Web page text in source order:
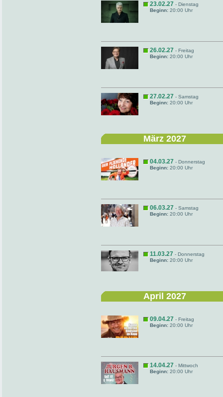
23.02.27 - Dienstag
Beginn: 20:00 Uhr
26.02.27 - Freitag
Beginn: 20:00 Uhr
27.02.27 - Samstag
Beginn: 20:00 Uhr
März 2027
04.03.27 - Donnerstag
Beginn: 20:00 Uhr
06.03.27 - Samstag
Beginn: 20:00 Uhr
11.03.27 - Donnerstag
Beginn: 20:00 Uhr
April 2027
09.04.27 - Freitag
Beginn: 20:00 Uhr
14.04.27 - Mittwoch
Beginn: 20:00 Uhr